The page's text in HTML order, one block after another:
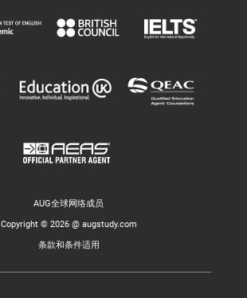
AUG全球网络成员
Copyright © 2026 @ augstudy.com
条款和条件适用